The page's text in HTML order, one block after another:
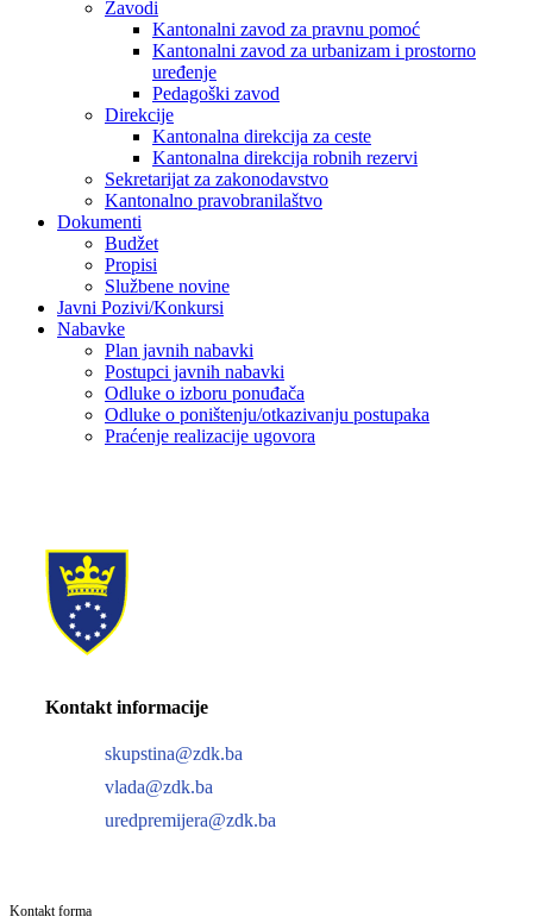
Zavodi
Kantonalni zavod za pravnu pomoć
Kantonalni zavod za urbanizam i prostorno
uređenje
Pedagoški zavod
Direkcije
Kantonalna direkcija za ceste
Kantonalna direkcija robnih rezervi
Sekretarijat za zakonodavstvo
Kantonalno pravobranilaštvo
Dokumenti
Budžet
Propisi
Službene novine
Javni Pozivi/Konkursi
Nabavke
Plan javnih nabavki
Postupci javnih nabavki
Odluke o izboru ponuđača
Odluke o poništenju/otkazivanju postupaka
Praćenje realizacije ugovora
Kontakt informacije
skupstina@zdk.ba
vlada@zdk.ba
uredpremijera@zdk.ba
Kontakt forma